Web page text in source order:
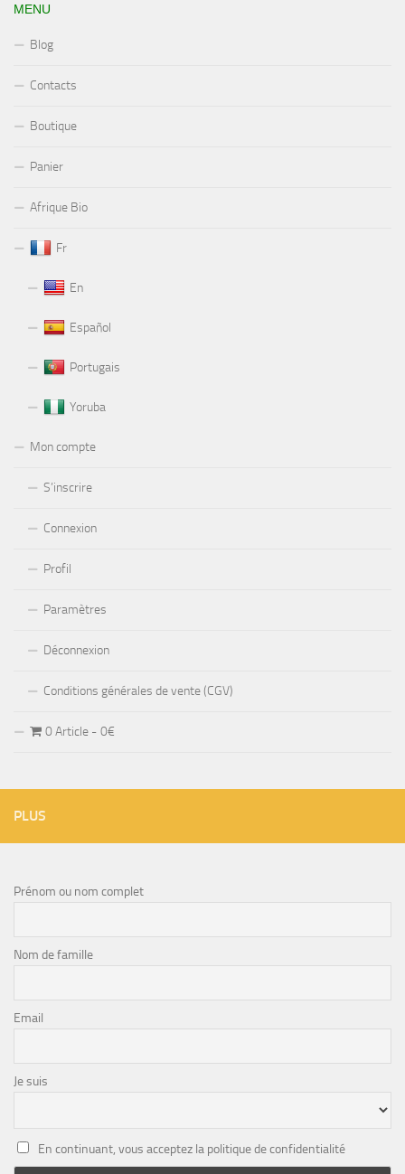
MENU
Blog
Contacts
Boutique
Panier
Afrique Bio
Fr
En
Español
Portugais
Yoruba
Mon compte
S’inscrire
Connexion
Profil
Paramètres
Déconnexion
Conditions générales de vente (CGV)
0 Article 0€
PLUS
Prénom ou nom complet
Nom de famille
Email
Je suis
En continuant, vous acceptez la politique de confidentialité